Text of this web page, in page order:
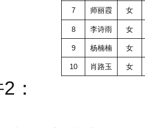
7 师丽霞 女
8 李诗雨 女
9 杨楠楠 女
10 肖路玉 女
：